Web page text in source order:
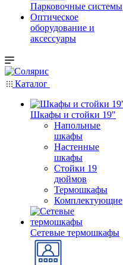
Парковочные системы
Оптическое
оборудование и
аксессуары
Каталог
Шкафы и стойки 19"
Напольные
шкафы
Настенные
шкафы
Стойки 19
дюймов
Термошкафы
Комплектующие
Сетевые термошкафы